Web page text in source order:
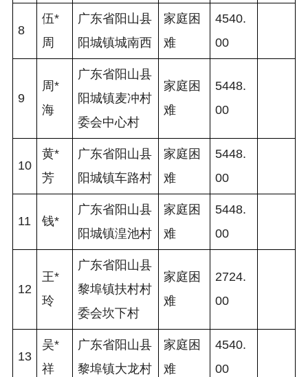
8
伍*
周
广东省阳山县
阳城镇城南西
家庭困
难
4540.
00
9
周*
海
广东省阳山县
阳城镇麦冲村
委会中心村
家庭困
难
5448.
00
10
黄*
芳
广东省阳山县
阳城镇车路村
家庭困
难
5448.
00
11 钱*
广东省阳山县
阳城镇湟池村
家庭困
难
5448.
00
12
王*
玲
广东省阳山县
黎埠镇扶村村
委会坎下村
家庭困
难
2724.
00
13
吴*
祥
广东省阳山县
黎埠镇大龙村
家庭困
难
4540.
00